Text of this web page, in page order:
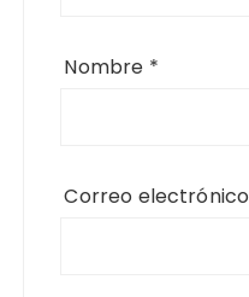
Nombre *
Correo electrónico